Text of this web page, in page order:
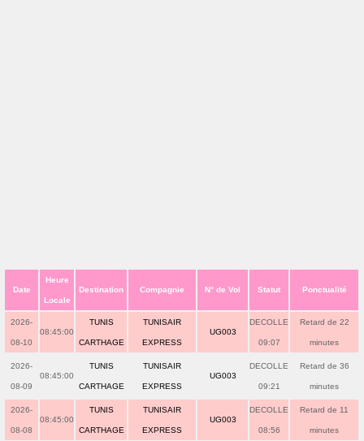
Date
Heure
Locale
Destination Compagnie N° de Vol Statut Ponctualité
2026-
08-10
08:45:00
TUNIS
CARTHAGE
TUNISAIR
EXPRESS
UG003
DECOLLE
09:07
Retard de 22
minutes
2026-
08-09
08:45:00
TUNIS
CARTHAGE
TUNISAIR
EXPRESS
UG003
DECOLLE
09:21
Retard de 36
minutes
2026-
08-08
08:45:00
TUNIS
CARTHAGE
TUNISAIR
EXPRESS
UG003
DECOLLE
08:56
Retard de 11
minutes